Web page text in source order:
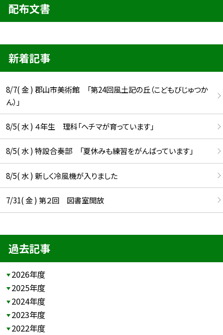
配布文書
新着記事
8/7( 金 ) 郡山市美術館 「第24回風土記の丘（こどもびじゅつか
ん）」
8/5( 水 ) ４年生 理科「ヘチマが育っています」
8/5( 水 ) 特設合奏部 「夏休みも練習をがんばっています」
8/5( 水 ) 新しく冷風機が入りました
7/31( 金 ) 第２回 図書室開放
過去記事
2026年度
2025年度
2024年度
2023年度
2022年度